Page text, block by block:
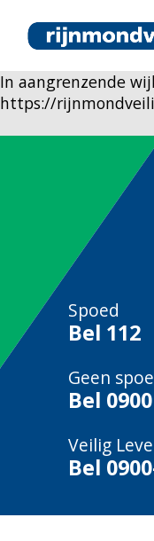
In aangrenzende
https://
Spoed
Bel 112
Geen
Bel
Veilig
Bel